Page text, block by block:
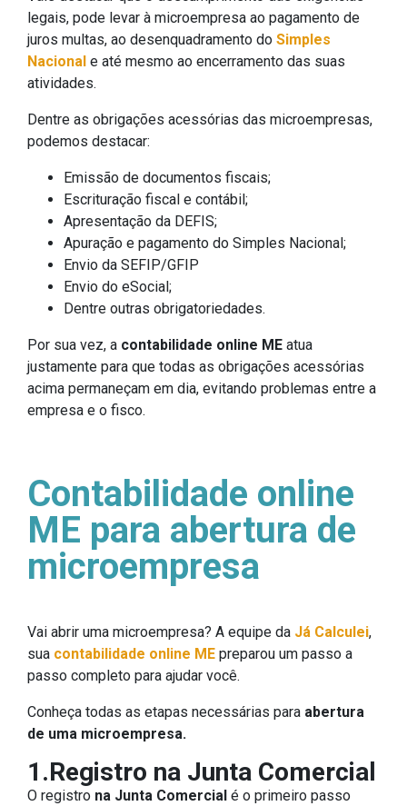
legais, pode levar à microempresa ao pagamento de
juros multas, ao desenquadramento do Simples
Nacional e até mesmo ao encerramento das suas
atividades.
Dentre as obrigações acessórias das microempresas,
podemos destacar:
Emissão de documentos fiscais;
Escrituração fiscal e contábil;
Apresentação da DEFIS;
Apuração e pagamento do Simples Nacional;
Envio da SEFIP/GFIP
Envio do eSocial;
Dentre outras obrigatoriedades.
Por sua vez, a contabilidade online ME atua
justamente para que todas as obrigações acessórias
acima permaneçam em dia, evitando problemas entre a
empresa e o fisco.
Contabilidade online
ME para abertura de
microempresa
Vai abrir uma microempresa? A equipe da Já Calculei,
sua contabilidade online ME preparou um passo a
passo completo para ajudar você.
Conheça todas as etapas necessárias para abertura
de uma microempresa.
1.Registro na Junta Comercial
O registro na Junta Comercial é o primeiro passo